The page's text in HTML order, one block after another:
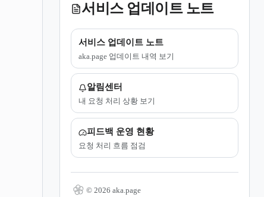
서비스 업데이트 노트
서비스 업데이트 노트
aka.page 업데이트 내역 보기
알림센터
내 요청 처리 상황 보기
피드백 운영 현황
요청 처리 흐름 점검
© 2026 aka.page